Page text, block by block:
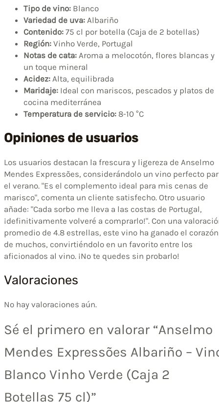
Tipo de vino: Blanco
Variedad de uva: Albariño
Contenido: 75 cl por botella (Caja de 2 botellas)
Región: Vinho Verde, Portugal
Notas de cata: Aroma a melocotón, flores blancas y
un toque mineral
Acidez: Alta, equilibrada
Maridaje: Ideal con mariscos, pescados y platos de
cocina mediterránea
Temperatura de servicio: 8-10 °C
Opiniones de usuarios
Los usuarios destacan la frescura y ligereza de Anselmo
Mendes Expressões, considerándolo un vino perfecto
el verano. "Es el complemento ideal para mis cenas de
marisco", comenta un cliente satisfecho. Otro usuario
añade: "Cada sorbo me lleva a las costas de Portugal,
¡definitivamente volveré a comprarlo!". Con una
promedio de 4.8 estrellas, este vino ha ganado el corazón
de muchos, convirtiéndolo en un favorito entre los
aficionados al vino. ¡No te quedes sin probarlo!
Valoraciones
No hay valoraciones aún.
Sé el primero en valorar “Anselmo
Mendes Expressões Albariño –
Blanco Vinho Verde (Caja 2
Botellas 75 cl)”